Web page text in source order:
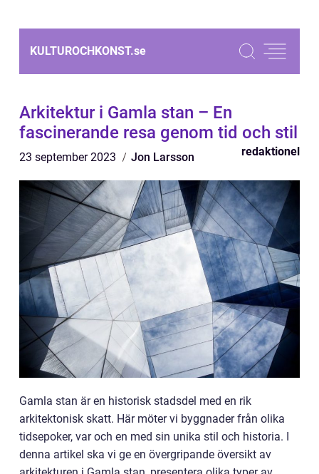
KULTUROCHKONST.se
Arkitektur i Gamla stan – En
fascinerande resa genom tid och stil
23 september 2023 Jon Larsson redaktionel
Gamla stan är en historisk stadsdel med en rik
arkitektonisk skatt. Här möter vi byggnader från olika
tidsepoker, var och en med sin unika stil och historia. I
denna artikel ska vi ge en övergripande översikt av